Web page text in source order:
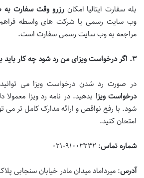
بله سفارت ایتالیا امکانرزرو وقت سفارت به
وب سایت رسمی یا شرکت های واسطه فراهم
مراجعه به وب سایت رسمی سفارت است.
۳. اگر درخواست ویزای من رد شود چه کار باید
در صورت رد شدن درخواست ویزا می توانید
درخواست ویزا بدهید. در نامه رد ویزا
شود. با رفع نواقص و ارائه مدارک کامل تر می
امتحان کنید.
شماره تماس: ۹۱۰۰۳۲۳۲-۰۲۱
آدرس: میرداماد میدان مادر خیابان سنجابی پلاک